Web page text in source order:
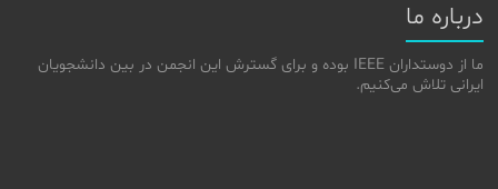
درباره ما
ما از دوستداران IEEE بوده و برای گسترش این انجمن در بین دانشجویان
ایرانی تلاش می‌کنیم.